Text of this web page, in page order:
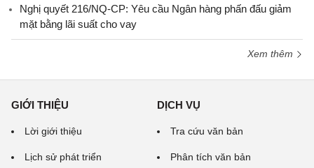
Nghị quyết 216/NQ-CP: Yêu cầu Ngân hàng phấn đấu giảm
mặt bằng lãi suất cho vay
Xem thêm
GIỚI THIỆU
Lời giới thiệu
Lịch sử phát triển
DỊCH VỤ
Tra cứu văn bản
Phân tích văn bản